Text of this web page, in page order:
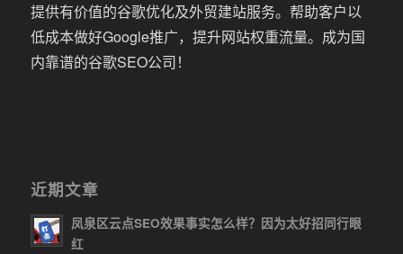
提供有价值的谷歌优化及外贸建站服务。帮助客户以
低成本做好Google推广，提升网站权重流量。成为国
内靠谱的谷歌SEO公司！
近期文章
凤泉区云点SEO效果事实怎么样？因为太好招同行眼
红